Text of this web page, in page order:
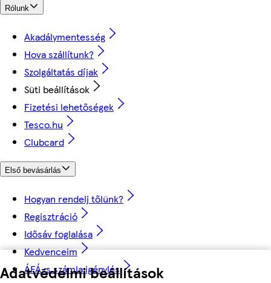
Adatvédelmi beállítások
Rólunk
Akadálymentesség
Hova szállítunk?
Szolgáltatás díjak
Süti beállítások
Fizetési lehetőségek
Tesco.hu
Clubcard
Első bevásárlás
Hogyan rendelj tőlünk?
Regisztráció
Idősáv foglalása
Kedvenceim
ÁFÁ-s számla igénylés